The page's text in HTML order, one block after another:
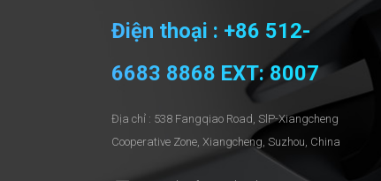
Điện thoại : +86 512-
6683 8868 EXT: 8007
Địa chỉ : 538 Fangqiao Road, SlP-Xiangcheng
Cooperative Zone, Xiangcheng, Suzhou, China